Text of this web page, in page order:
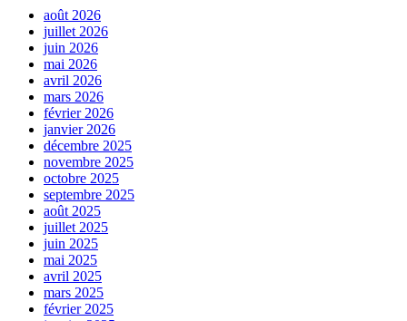
août 2026
juillet 2026
juin 2026
mai 2026
avril 2026
mars 2026
février 2026
janvier 2026
décembre 2025
novembre 2025
octobre 2025
septembre 2025
août 2025
juillet 2025
juin 2025
mai 2025
avril 2025
mars 2025
février 2025